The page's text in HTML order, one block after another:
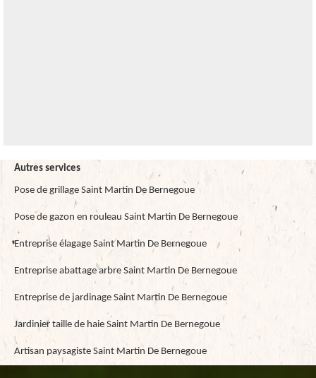
Autres services
Pose de grillage Saint Martin De Bernegoue
Pose de gazon en rouleau Saint Martin De Bernegoue
Entreprise élagage Saint Martin De Bernegoue
Entreprise abattage arbre Saint Martin De Bernegoue
Entreprise de jardinage Saint Martin De Bernegoue
Jardinier taille de haie Saint Martin De Bernegoue
Artisan paysagiste Saint Martin De Bernegoue